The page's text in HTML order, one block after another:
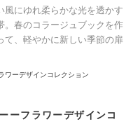
風にゆれ柔らかな光を透かす
。春のコラージュブックを作
て、軽やかに新しい季節の扉
ワーデザインコレクション
ーフラワーデザインコ